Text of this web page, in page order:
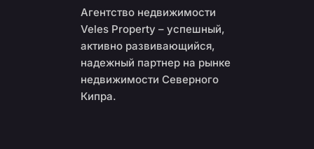
Агентство недвижимости
Veles Property – успешный,
активно развивающийся,
надежный партнер на рынке
недвижимости Северного
Кипра.